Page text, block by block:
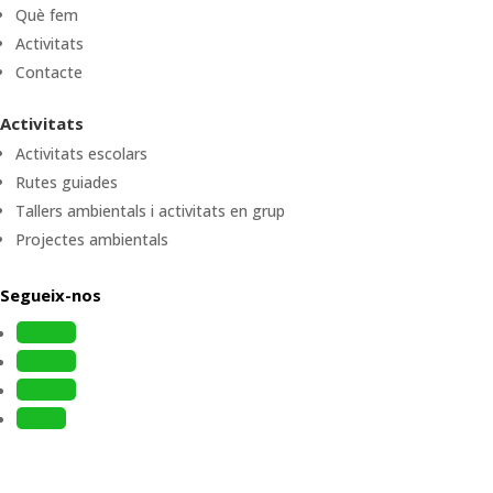
Què fem
Activitats
Contacte
Activitats
Activitats escolars
Rutes guiades
Tallers ambientals i activitats en grup
Projectes ambientals
Segueix-nos
Follow
Follow
Follow
Follow